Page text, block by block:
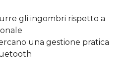
gli ingombri rispetto a
una gestione pratica